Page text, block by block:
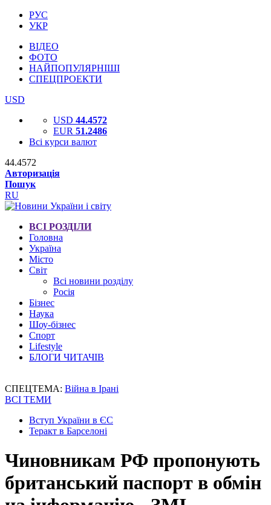
РУС
УКР
ВІДЕО
ФОТО
НАЙПОПУЛЯРНІШІ
СПЕЦПРОЕКТИ
USD
USD 44.4572
EUR 51.2486
Всі курси валют
44.4572
Авторизація
Пошук
RU
ВСІ РОЗДІЛИ
Головна
Україна
Місто
Світ
Всі новини розділу
Росія
Бізнес
Наука
Шоу-бізнес
Спорт
Lifestyle
БЛОГИ ЧИТАЧІВ
СПЕЦТЕМА: Війна в Ірані
ВСІ ТЕМИ
Вступ України в ЄС
Теракт в Барселоні
Чиновникам РФ пропонують
британський паспорт в обмін